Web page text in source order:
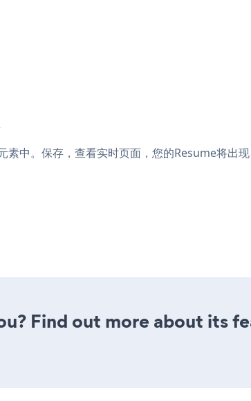
中。保存，查看实时页面，您的Resume将出现
Find out more about its